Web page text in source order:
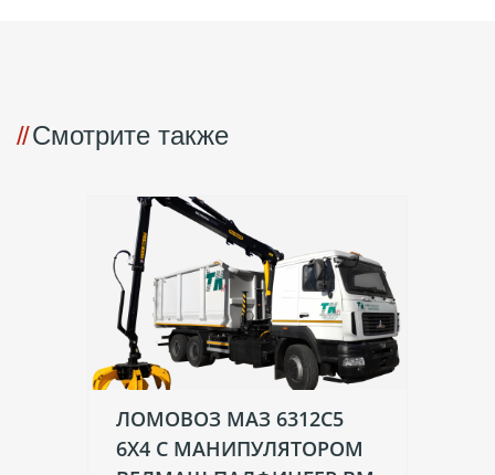
Смотрите также
ЛОМОВОЗ МАЗ 6312C5
6X4 С МАНИПУЛЯТОРОМ